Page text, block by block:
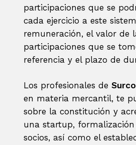
participaciones que se
cada ejercicio a este
remuneración, el valor de
participaciones que se
referencia y el plazo de
Los profesionales de
en materia mercantil, te
sobre la constitución y
una startup,
socios, así como el